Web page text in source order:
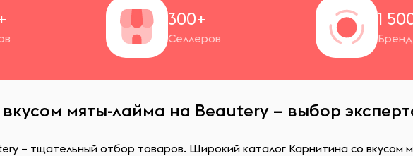
300+
Селлеров
1
мяты-лайма на Beautery – выбор
– тщательный отбор товаров. Широкий каталог Карнитина со вкусом